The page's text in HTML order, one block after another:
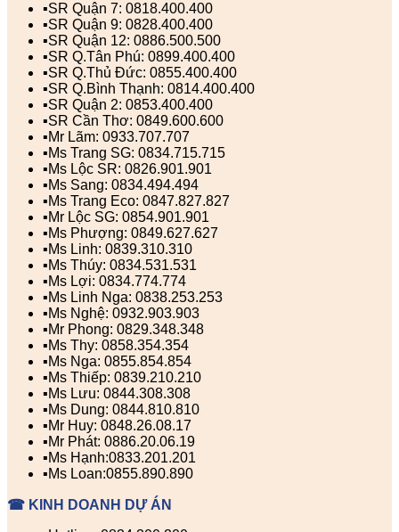
▪️SR Quận 7: 0818.400.400
▪️SR Quận 9: 0828.400.400
▪️SR Quận 12: 0886.500.500
▪️SR Q.Tân Phú: 0899.400.400
▪️SR Q.Thủ Đức: 0855.400.400
▪️SR Q.Bình Thạnh: 0814.400.400
▪️SR Quận 2: 0853.400.400
▪️SR Cần Thơ: 0849.600.600
▪️Mr Lãm: 0933.707.707
▪️Ms Trang SG: 0834.715.715
▪️Ms Lộc SR: 0826.901.901
▪️Ms Sang: 0834.494.494
▪️Ms Trang Eco: 0847.827.827
▪️Mr Lộc SG: 0854.901.901
▪️Ms Phượng: 0849.627.627
▪️Ms Linh: 0839.310.310
▪️Ms Thúy: 0834.531.531
▪️Ms Lợi: 0834.774.774
▪️Ms Linh Nga: 0838.253.253
▪️Ms Nghệ: 0932.903.903
▪️Mr Phong: 0829.348.348
▪️Ms Thy: 0858.354.354
▪️Ms Nga: 0855.854.854
▪️Ms Thiếp: 0839.210.210
▪️Ms Lưu: 0844.308.308
▪️Ms Dung: 0844.810.810
▪️Mr Huy: 0848.26.08.17
▪️Mr Phát: 0886.20.06.19
▪️Ms Hạnh:0833.201.201
▪️Ms Loan:0855.890.890
☎ KINH DOANH DỰ ÁN